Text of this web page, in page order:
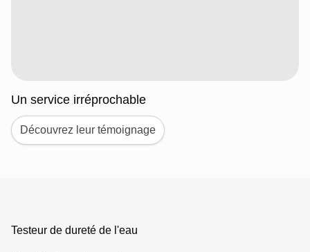
Un service irréprochable
Découvrez leur témoignage
Testeur de dureté de l'eau